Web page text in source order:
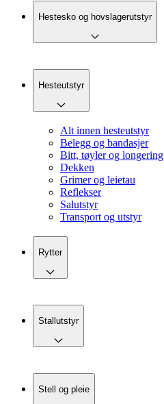
Hestesko og hovslagerutstyr
Hesteutstyr
Alt innen hesteutstyr
Belegg og bandasjer
Bitt, tøyler og longering
Dekken
Grimer og leietau
Reflekser
Salutstyr
Transport og utstyr
Rytter
Stallutstyr
Stell og pleie